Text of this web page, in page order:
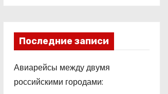
Последние записи
Авиарейсы между двумя
российскими городами: